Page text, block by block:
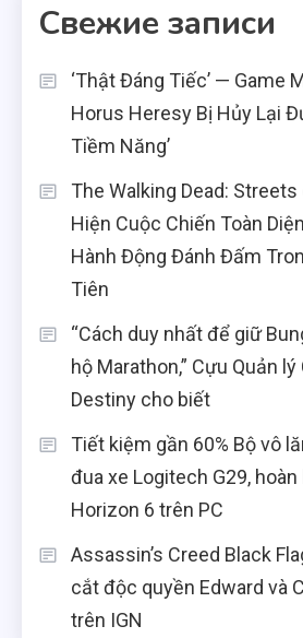
Свежие записи
‘Thật Đáng Tiếc’ — Game
Horus Heresy Bị Hủy Lại
Tiềm Năng’
The Walking Dead:
Hiện Cuộc Chiến Toàn
Hành Động Đánh Đấm
Tiên
“Cách duy nhất để giữ
hộ Marathon,” Cựu Quản
Destiny cho biết
Tiết kiệm gần 60% Bộ vô
đua xe Logitech G29,
Horizon 6 trên PC
Assassin’s Creed Black
cắt độc quyền Edward và
trên IGN